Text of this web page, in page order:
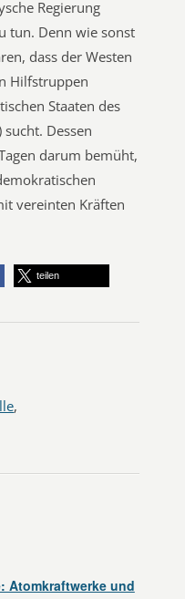
Regierung
tun. Denn wie sonst
dass der Westen
Hilfstruppen
Staaten des
Dessen
darum bemüht,
vereinten Kräften
teilen
,
Atomkraftwerke und